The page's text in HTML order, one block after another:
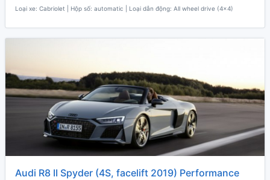
Loại xe: Cabriolet | Hộp số: automatic | Loại dẫn động: All wheel drive (4x4)
Audi R8 II Spyder (4S, facelift 2019) Performance